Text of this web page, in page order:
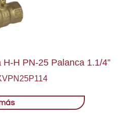
H PN-25 Palanca 1.1/4”